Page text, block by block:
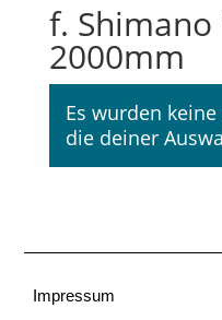
f. Shimano
2000mm
Es wurden
die deiner
Impressum